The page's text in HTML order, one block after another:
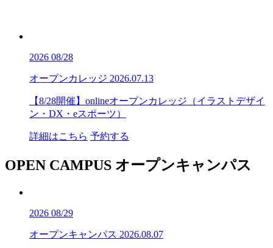
2026 08/28
オープンカレッジ 2026.07.13
【8/28開催】onlineオープンカレッジ（イラストデザイ
ン・DX・eスポーツ）
詳細はこちら 予約する
OPEN CAMPUS オープンキャンパス
2026 08/29
オープンキャンパス 2026.08.07